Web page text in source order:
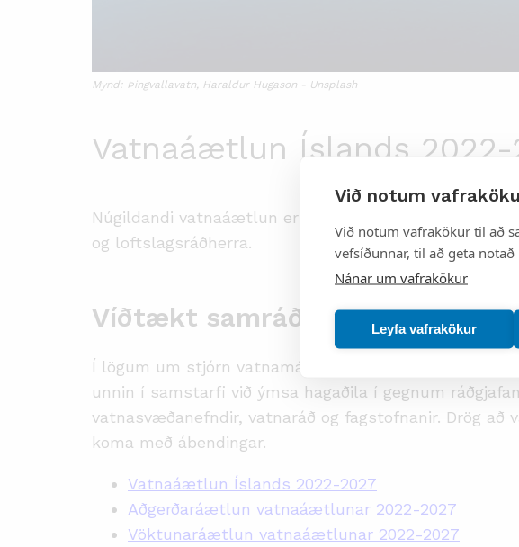
Við notum
Við notum vafrakökur til að
vefsíðunnar, til að geta
Nánar um vafrakökur
Leyfa vafrakökur
Mynd: Þingvallavatn, Haraldur Hugason - Unsplash
Vatnaáætlun Íslands 2022-
Núgildandi vatnaáætlun er jafnframt fyrsta
og loftslagsráðherra.
Víðtækt samráð og
Í lögum um stjórn vatnamála er umfangsmikið
unnin í samstarfi við ýmsa hagaðila í gegnum
vatnasvæðanefndir, vatnaráð og fagstofnanir. Drög
koma með ábendingar.
Vatnaáætlun Íslands 2022-2027
Aðgerðaráætlun vatnaáætlunar 2022-2027
Vöktunaráætlun vatnaáætlunar 2022-2027